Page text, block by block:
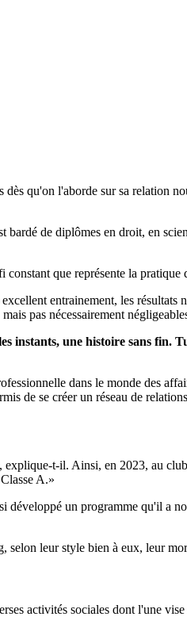
qu'on l'aborde sur sa relation
bardé de diplômes en droit, en
que représente la pratique
entrainement, les
pas nécessairement
une histoire sans fin.
dans le monde des
de se créer un réseau de
t-il. Ainsi, en 2023, au
A.»
développé un programme qu'il
leur style bien à eux, leur
activités sociales dont l'une